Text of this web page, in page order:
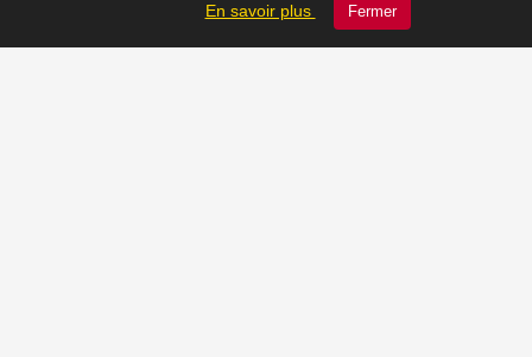
📸 Tu veux apparaître ici ? Envoie-nous ta photo à
contact@radio-lechatelet.fr
En savoir plus
Fermer